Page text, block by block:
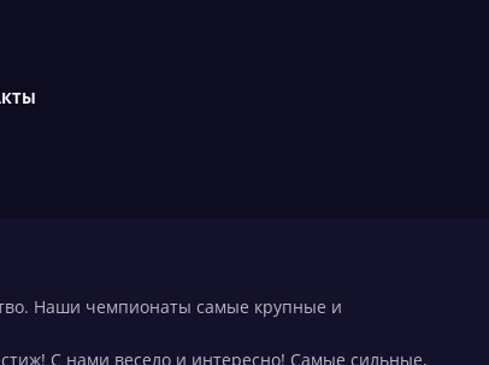
Наши чемпионаты самые крупные и
С нами весело и интересно! Самые сильные,